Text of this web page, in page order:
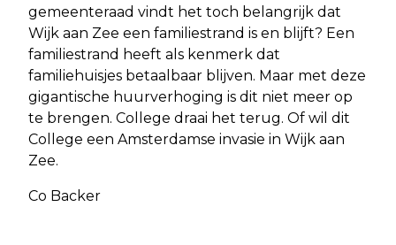
gemeenteraad vindt het toch belangrijk dat
Wijk aan Zee een familiestrand is en blijft? Een
familiestrand heeft als kenmerk dat
familiehuisjes betaalbaar blijven. Maar met deze
gigantische huurverhoging is dit niet meer op
te brengen. College draai het terug. Of wil dit
College een Amsterdamse invasie in Wijk aan
Zee.
Co Backer